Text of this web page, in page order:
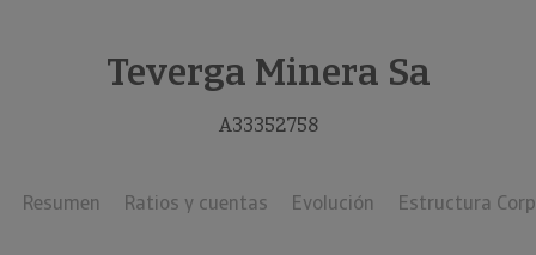
Investigada
Teverga Minera Sa
A33352758
Resumen Ratios y cuentas Evolución Estructura